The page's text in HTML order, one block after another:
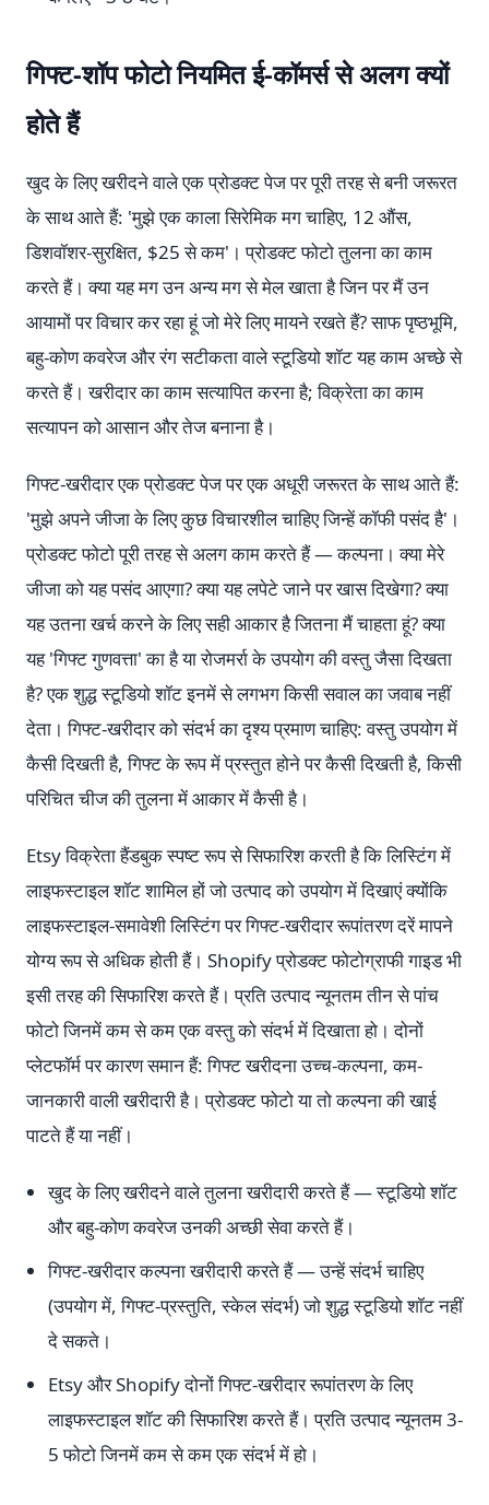
गिफ्ट-शॉप फोटो नियमित ई-कॉमर्स से अलग क्यों
होते हैं
खुद के लिए खरीदने वाले एक प्रोडक्ट पेज पर पूरी तरह से बनी जरूरत
के साथ आते हैं: 'मुझे एक काला सिरेमिक मग चाहिए, 12 औंस,
डिशवॉशर-सुरक्षित, $25 से कम'। प्रोडक्ट फोटो तुलना का काम
करते हैं। क्या यह मग उन अन्य मग से मेल खाता है जिन पर मैं उन
आयामों पर विचार कर रहा हूं जो मेरे लिए मायने रखते हैं? साफ पृष्ठभूमि,
बहु-कोण कवरेज और रंग सटीकता वाले स्टूडियो शॉट यह काम अच्छे से
करते हैं। खरीदार का काम सत्यापित करना है; विक्रेता का काम
सत्यापन को आसान और तेज बनाना है।
गिफ्ट-खरीदार एक प्रोडक्ट पेज पर एक अधूरी जरूरत के साथ आते हैं:
'मुझे अपने जीजा के लिए कुछ विचारशील चाहिए जिन्हें कॉफी पसंद है'।
प्रोडक्ट फोटो पूरी तरह से अलग काम करते हैं — कल्पना। क्या मेरे
जीजा को यह पसंद आएगा? क्या यह लपेटे जाने पर खास दिखेगा? क्या
यह उतना खर्च करने के लिए सही आकार है जितना मैं चाहता हूं? क्या
यह 'गिफ्ट गुणवत्ता' का है या रोजमर्रा के उपयोग की वस्तु जैसा दिखता
है? एक शुद्ध स्टूडियो शॉट इनमें से लगभग किसी सवाल का जवाब नहीं
देता। गिफ्ट-खरीदार को संदर्भ का दृश्य प्रमाण चाहिए: वस्तु उपयोग में
कैसी दिखती है, गिफ्ट के रूप में प्रस्तुत होने पर कैसी दिखती है, किसी
परिचित चीज की तुलना में आकार में कैसी है।
Etsy विक्रेता हैंडबुक स्पष्ट रूप से सिफारिश करती है कि लिस्टिंग में
लाइफस्टाइल शॉट शामिल हों जो उत्पाद को उपयोग में दिखाएं क्योंकि
लाइफस्टाइल-समावेशी लिस्टिंग पर गिफ्ट-खरीदार रूपांतरण दरें मापने
योग्य रूप से अधिक होती हैं। Shopify प्रोडक्ट फोटोग्राफी गाइड भी
इसी तरह की सिफारिश करते हैं। प्रति उत्पाद न्यूनतम तीन से पांच
फोटो जिनमें कम से कम एक वस्तु को संदर्भ में दिखाता हो। दोनों
प्लेटफॉर्म पर कारण समान हैं: गिफ्ट खरीदना उच्च-कल्पना, कम-
जानकारी वाली खरीदारी है। प्रोडक्ट फोटो या तो कल्पना की खाई
पाटते हैं या नहीं।
खुद के लिए खरीदने वाले तुलना खरीदारी करते हैं — स्टूडियो शॉट
और बहु-कोण कवरेज उनकी अच्छी सेवा करते हैं।
गिफ्ट-खरीदार कल्पना खरीदारी करते हैं — उन्हें संदर्भ चाहिए
(उपयोग में, गिफ्ट-प्रस्तुति, स्केल संदर्भ) जो शुद्ध स्टूडियो शॉट नहीं
दे सकते।
Etsy और Shopify दोनों गिफ्ट-खरीदार रूपांतरण के लिए
लाइफस्टाइल शॉट की सिफारिश करते हैं। प्रति उत्पाद न्यूनतम 3-
5 फोटो जिनमें कम से कम एक संदर्भ में हो।